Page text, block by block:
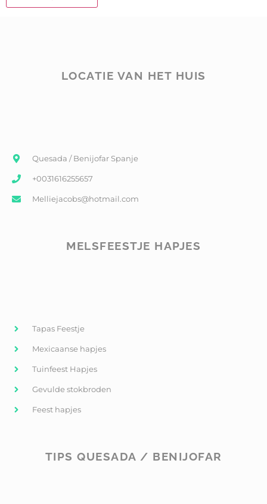
LOCATIE VAN HET HUIS
Quesada / Benijofar Spanje
+0031616255657
Melliejacobs@hotmail.com
MELSFEESTJE HAPJES
Tapas Feestje
Mexicaanse hapjes
Tuinfeest Hapjes
Gevulde stokbroden
Feest hapjes
TIPS QUESADA / BENIJOFAR